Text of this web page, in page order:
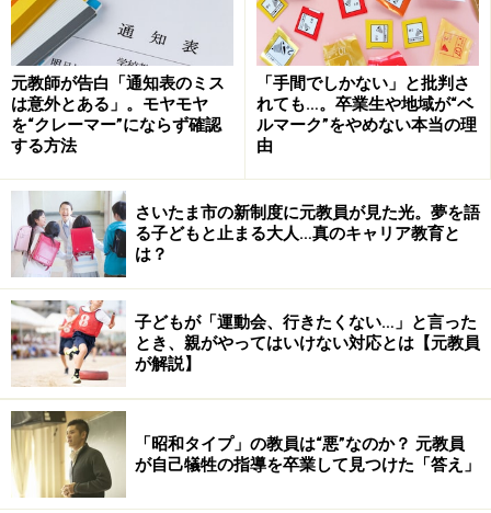
たとえば、給食の牛乳ビンのフタを開けること。牛乳キ
ャップは、爪がないと開けられません。だから、手のな
い私にはどうしても開けることができない。
最初の数日こそ補助教員の先生が開けてくれていました
が、数日したら子どもたちが毎日開けてくれるようにな
りました。給食の配膳も最初のうちは補助教員の先生が
やってくれていましたが、それも子どもたちがやってく
れるようになりました。
障害者が教員になるというのはあまり聞かない話です
し、「自分のこともできないのに子どもの世話なんて」
という声も聞こえてきそうです。
しかし、教師とは保育士ではなく、「教育者」です。教
元教師が告白「通知表のミス
は意外とある」。モヤモヤ
を“クレーマー”にならず確認
する方法
「手間でしかない」と批判さ
れても…。卒業生や地域が“ベ
ルマーク”をやめない本当の理
由
さいたま市の新制度に元教員が見た光。夢を語
る子どもと止まる大人…真のキャリア教育と
は？
子どもが「運動会、行きたくない…」と言った
とき、親がやってはいけない対応とは【元教員
が解説】
「昭和タイプ」の教員は“悪”なのか？ 元教員
が自己犠牲の指導を卒業して見つけた「答え」